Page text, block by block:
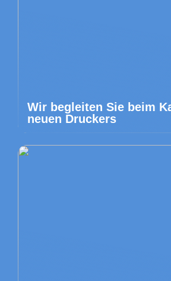
Wir begleiten Sie beim
neuen Druckers